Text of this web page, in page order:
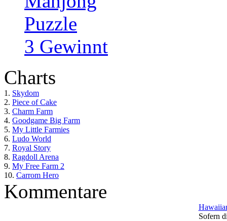
Puzzle
3 Gewinnt
Charts
1. Skydom
2. Piece of Cake
3. Charm Farm
4. Goodgame Big Farm
5. My Little Farmies
6. Ludo World
7. Royal Story
8. Ragdoll Arena
9. My Free Farm 2
10. Carrom Hero
Kommentare
Sofern